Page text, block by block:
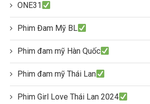
ONE31
Phim Đam Mỹ BL
Phim đam mỹ Hàn Quốc
Phim đam mỹ Thái Lan
Phim Girl Love Thái Lan 2024